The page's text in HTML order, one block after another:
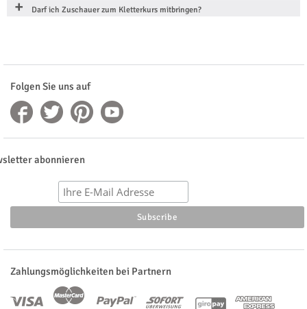
Darf ich Zuschauer zum Kletterkurs mitbringen?
Folgen Sie uns auf
abonnieren
Zahlungsmöglichkeiten bei Partnern